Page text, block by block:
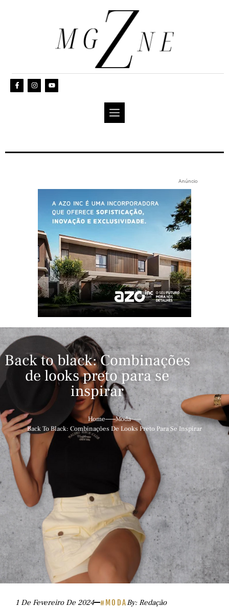
Anúncio
Back to black: Combinações
de looks preto para se
inspirar
Home
Moda
Back To Black: Combinações De Looks Preto Para Se Inspirar
1 De Fevereiro De 2024 #MODABy: Redação